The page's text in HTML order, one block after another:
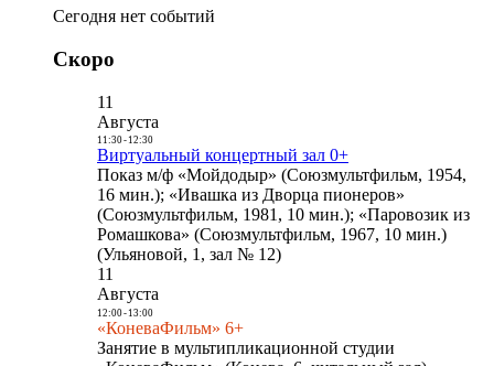
Сегодня нет событий
Скоро
11
Августа
11:30- 12:30
Виртуальный концертный зал 0+
Показ м/ф «Мойдодыр» (Союзмультфильм, 1954,
16 мин.); «Ивашка из Дворца пионеров»
(Союзмультфильм, 1981, 10 мин.); «Паровозик из
Ромашкова» (Союзмультфильм, 1967, 10 мин.)
(Ульяновой, 1, зал № 12)
11
Августа
12:00- 13:00
«КоневаФильм» 6+
Занятие в мультипликационной студии